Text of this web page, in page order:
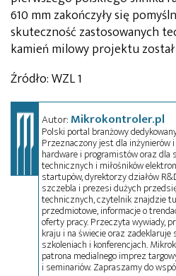
610 mm zakończyły się
skuteczność zastosowanych
kamień milowy projektu
Źródło: WZL 1
Autor:Mikrokontroler.pl
Polski portal branżowy
Przeznaczony jest dla
hardware i programistów oraz dla
technicznych i miłośników
startupów, dyrektorzy działów
szczebla i prezesi dużych
technicznych, czytelnik znajdzie
przedmiotowe, informacje o
oferty pracy. Przeczyta wywiady,
kraju i na świecie oraz
szkoleniach i konferencjach.
patrona medialnego imprez
i seminariów. Zapraszamy do